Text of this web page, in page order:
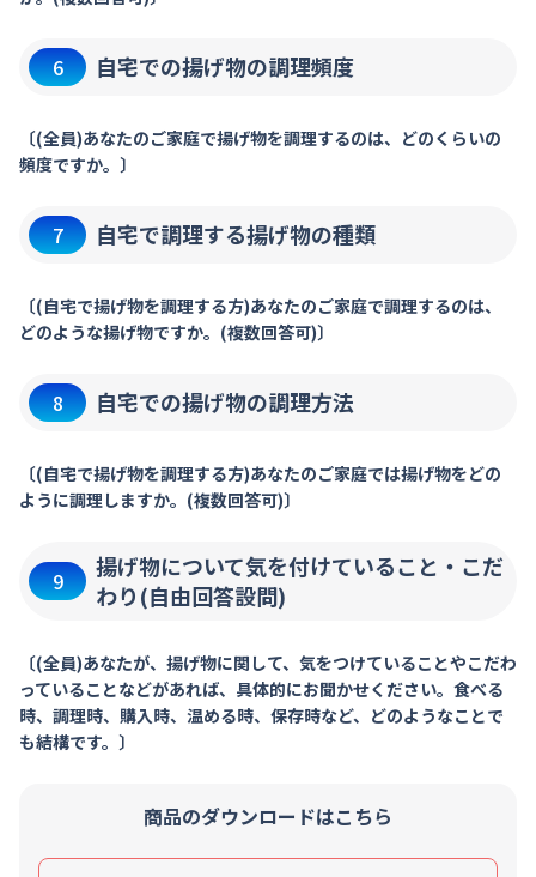
6 自宅での揚げ物の調理頻度
〔(全員)あなたのご家庭で揚げ物を調理するのは、どのくらいの
頻度ですか。〕
7 自宅で調理する揚げ物の種類
〔(自宅で揚げ物を調理する方)あなたのご家庭で調理するのは、
どのような揚げ物ですか。(複数回答可)〕
8 自宅での揚げ物の調理方法
〔(自宅で揚げ物を調理する方)あなたのご家庭では揚げ物をどの
ように調理しますか。(複数回答可)〕
9
揚げ物について気を付けていること・こだ
わり(自由回答設問)
〔(全員)あなたが、揚げ物に関して、気をつけていることやこだわ
っていることなどがあれば、具体的にお聞かせください。食べる
時、調理時、購入時、温める時、保存時など、どのようなことで
も結構です。〕
商品のダウンロードはこちら